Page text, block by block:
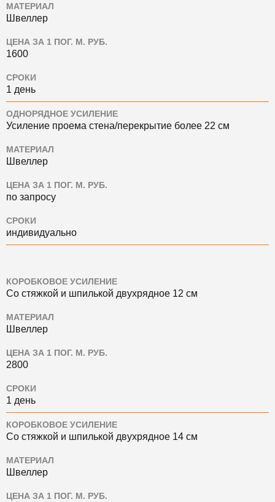
МАТЕРИАЛ
Швеллер
ЦЕНА ЗА 1 ПОГ. М. РУБ.
1600
СРОКИ
1 день
ОДНОРЯДНОЕ УСИЛЕНИЕ
Усиление проема стена/перекрытие более 22 см
МАТЕРИАЛ
Швеллер
ЦЕНА ЗА 1 ПОГ. М. РУБ.
по запросу
СРОКИ
индивидуально
КОРОБКОВОЕ УСИЛЕНИЕ
Со стяжкой и шпилькой двухрядное 12 см
МАТЕРИАЛ
Швеллер
ЦЕНА ЗА 1 ПОГ. М. РУБ.
2800
СРОКИ
1 день
КОРОБКОВОЕ УСИЛЕНИЕ
Со стяжкой и шпилькой двухрядное 14 см
МАТЕРИАЛ
Швеллер
ЦЕНА ЗА 1 ПОГ. М. РУБ.